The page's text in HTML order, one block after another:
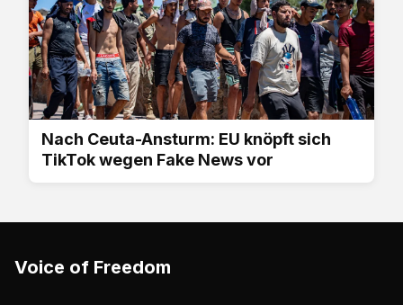
Nach Ceuta-Ansturm: EU knöpft sich
TikTok wegen Fake News vor
Voice of Freedom